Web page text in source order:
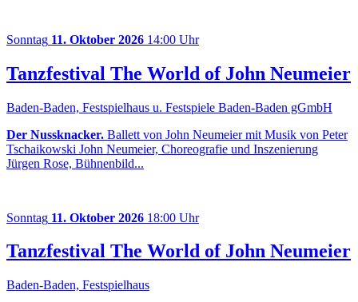
Sonntag 11. Oktober 2026 14:00 Uhr
Tanzfestival The World of John Neumeier
Baden-Baden, Festspielhaus u. Festspiele Baden-Baden gGmbH
Der Nussknacker. Ballett von John Neumeier mit Musik von Peter
Tschaikowski John Neumeier, Choreografie und Inszenierung
Jürgen Rose, Bühnenbild...
Sonntag 11. Oktober 2026 18:00 Uhr
Tanzfestival The World of John Neumeier
Baden-Baden, Festspielhaus